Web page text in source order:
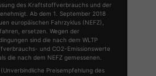
des Kraftstoffverbrauchs und der
Ab dem 1. September 2018
europäischen Fahrzyklus (NEFZ),
ersetzen. Wegen der
sind die nach dem WLTP
und CO2-Emissionswerte
die nach dem NEFZ gemessenen.
Preisempfehlung des